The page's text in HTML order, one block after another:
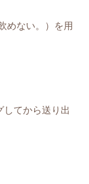
めない。）を用
してから送り出